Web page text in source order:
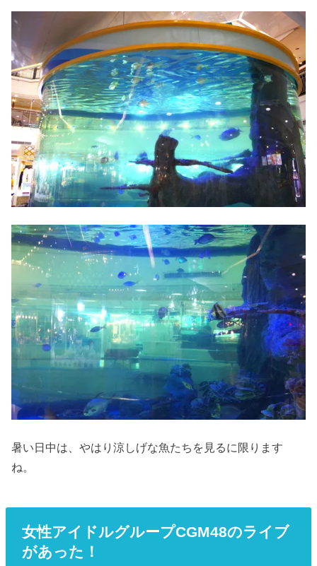
暑い日中は、やはり涼しげな魚たちを見るに限ります
ね。
女性アイドルグループCGM48のライブ
があった！